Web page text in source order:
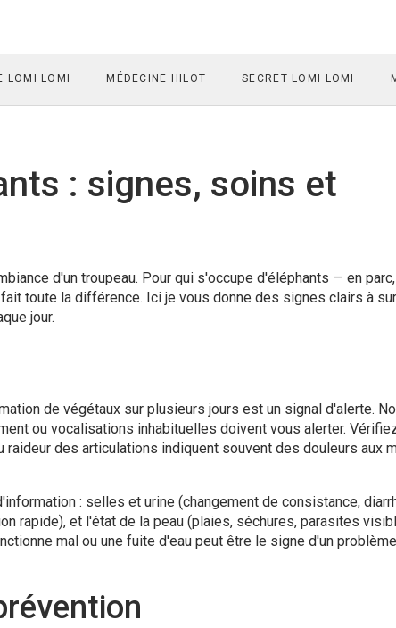
LOMI LOMI MÉDECINE HILOT SECRET LOMI LOMI
: signes, soins et
d'un troupeau. Pour qui s'occupe d'éléphants — en
toute la différence. Ici je vous donne des signes clairs à
jour.
de végétaux sur plusieurs jours est un signal d'alerte.
ou vocalisations inhabituelles doivent vous alerter.
des articulations indiquent souvent des douleurs aux
: selles et urine (changement de consistance,
rapide), et l'état de la peau (plaies, séchures, parasites
mal ou une fuite d'eau peut être le signe d'un problème